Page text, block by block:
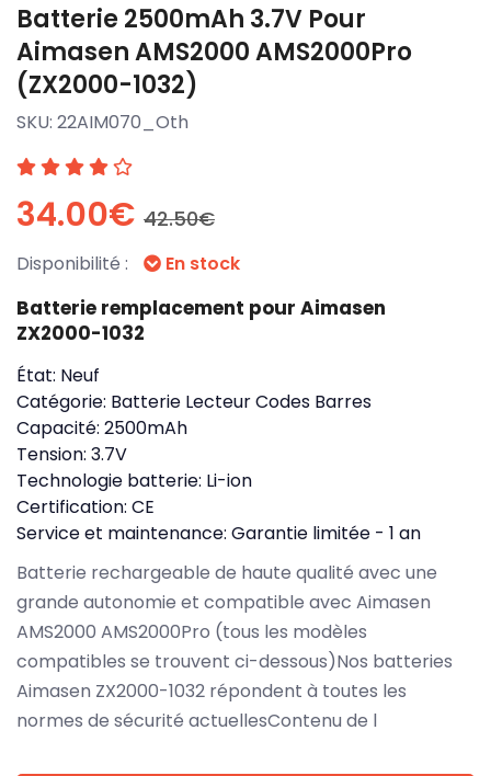
Batterie 2500mAh 3.7V Pour
Aimasen AMS2000 AMS2000Pro
(ZX2000-1032)
SKU: 22AIM070_Oth
34.00€ 42.50€
Disponibilité : En stock
Batterie remplacement pour Aimasen
ZX2000-1032
État: Neuf
Catégorie: Batterie Lecteur Codes Barres
Capacité: 2500mAh
Tension: 3.7V
Technologie batterie: Li-ion
Certification: CE
Service et maintenance: Garantie limitée - 1 an
Batterie rechargeable de haute qualité avec une
grande autonomie et compatible avec Aimasen
AMS2000 AMS2000Pro (tous les modèles
compatibles se trouvent ci-dessous)Nos batteries
Aimasen ZX2000-1032 répondent à toutes les
normes de sécurité actuellesContenu de l